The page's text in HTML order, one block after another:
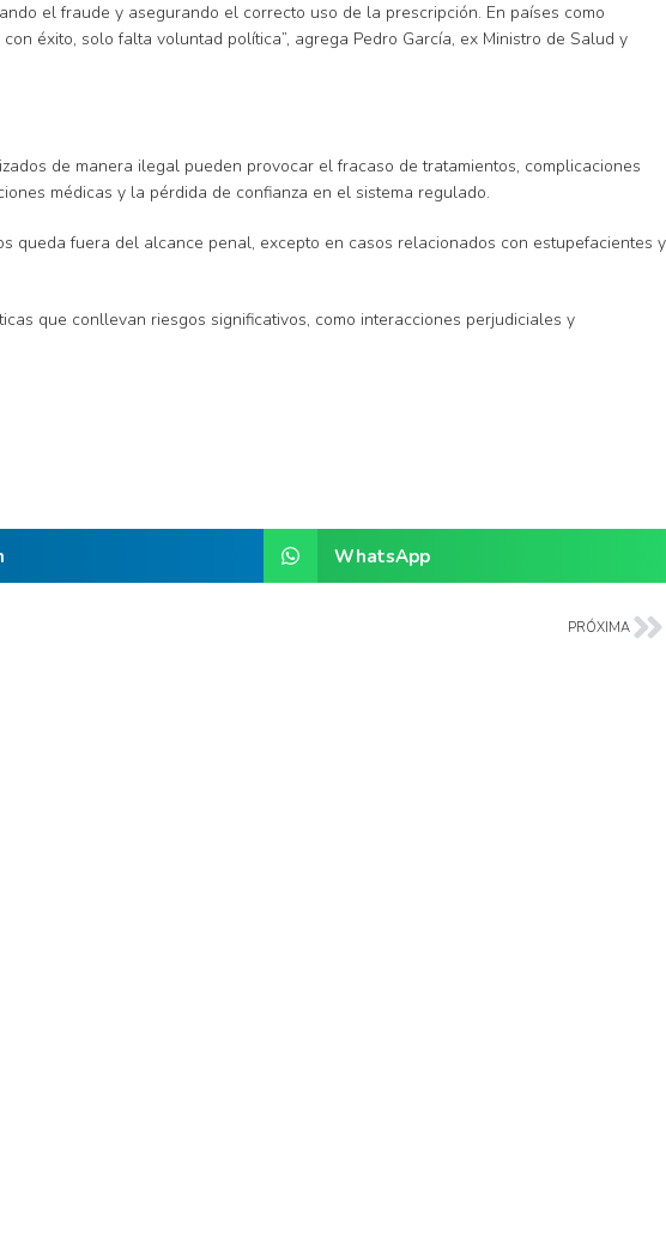
el fraude y asegurando el correcto uso de la prescripción. En países como
éxito, solo falta voluntad política”, agrega Pedro García, ex Ministro de Salud y
de manera ilegal pueden provocar el fracaso de tratamientos, complicaciones
médicas y la pérdida de confianza en el sistema regulado.
queda fuera del alcance penal, excepto en casos relacionados con estupefacientes y
que conllevan riesgos significativos, como interacciones perjudiciales y
WhatsApp
PRÓXIMA